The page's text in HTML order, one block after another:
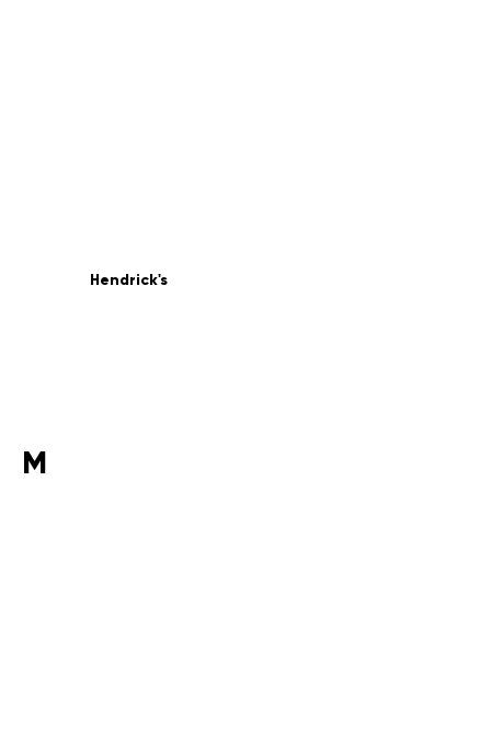
Hendrick's
M